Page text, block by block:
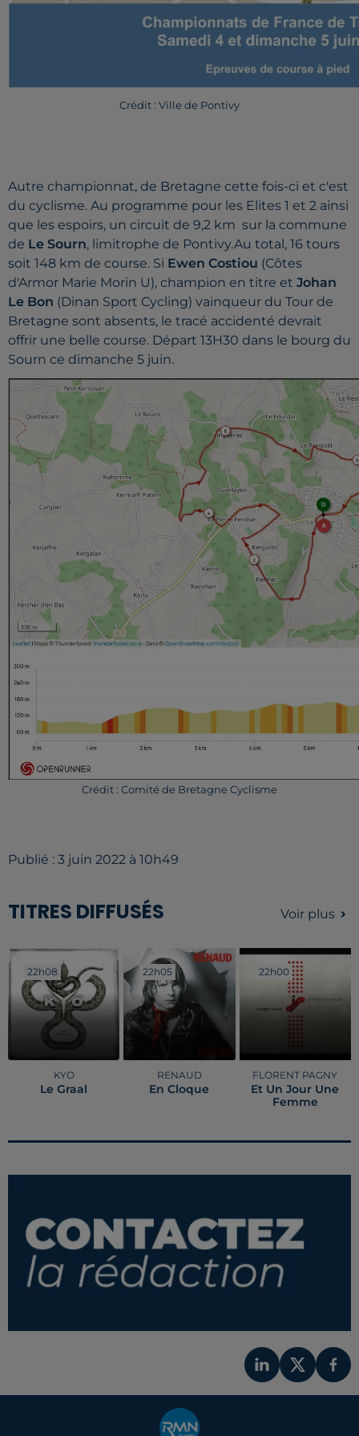
Crédit : Ville de Pontivy
Autre championnat, de Bretagne cette fois-ci et c'est
du cyclisme. Au programme pour les Elites 1 et 2 ainsi
que les espoirs, un circuit de 9,2 km sur la commune
de Le Sourn, limitrophe de Pontivy.Au total, 16 tours
soit 148 km de course. Si Ewen Costiou (Côtes
d'Armor Marie Morin U), champion en titre et Johan
Le Bon (Dinan Sport Cycling) vainqueur du Tour de
Bretagne sont absents, le tracé accidenté devrait
offrir une belle course. Départ 13H30 dans le bourg du
Sourn ce dimanche 5 juin.
Crédit : Comité de Bretagne Cyclisme
Publié : 3 juin 2022 à 10h49
TITRES DIFFUSÉS Voir plus
22h08
22h08
KYO
Le Graal
22h05
22h05
RENAUD
En Cloque
22h00
22h00
FLORENT PAGNY
Et Un Jour Une
Femme